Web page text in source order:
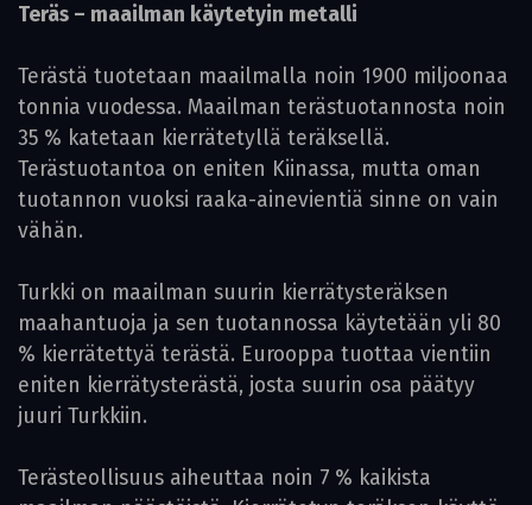
Teräs – maailman käytetyin metalli
Terästä tuotetaan maailmalla noin 1900 miljoonaa
tonnia vuodessa. Maailman terästuotannosta noin
35 % katetaan kierrätetyllä teräksellä.
Terästuotantoa on eniten Kiinassa, mutta oman
tuotannon vuoksi raaka-ainevientiä sinne on vain
vähän.
Turkki on maailman suurin kierrätysteräksen
maahantuoja ja sen tuotannossa käytetään yli 80
% kierrätettyä terästä. Eurooppa tuottaa vientiin
eniten kierrätysterästä, josta suurin osa päätyy
juuri Turkkiin.
Terästeollisuus aiheuttaa noin 7 % kaikista